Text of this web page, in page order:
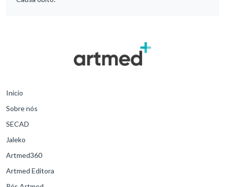
Início
Sobre nós
SECAD
Jaleko
Artmed360
Artmed Editora